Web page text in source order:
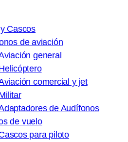
Cascos
de aviación
general
comercial y jet
de Audífonos
de vuelo
para piloto